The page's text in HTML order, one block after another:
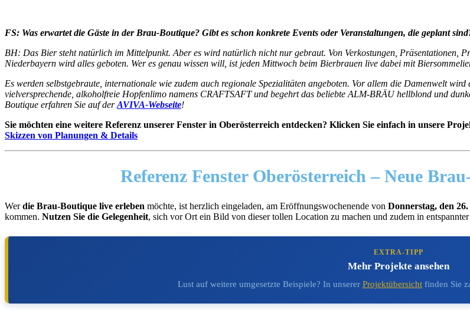
FS: Was erwartet die Gäste in der Brau-Boutique? Gibt es schon konkrete Events oder Veranstaltungen, die geplant
BH: Das Bier steht natürlich im Mittelpunkt. Aber es wird natürlich nicht nur gebraut. Von Verkostungen, Präsentationen,
Niederbayern wird alles geboten. Wer es genau wissen will, ist jeden Mittwoch beim Bierbrauen live dabei mit
Es werden selbstgebraute, internationale wie zudem auch regionale Spezialitäten angeboten. Vor allem die Damenwelt
vielversprechende, alkoholfreie Hopfenlimo namens CRAFTSAFT und begehrt das beliebte ALM-BRÄU hellblond und
Boutique erfahren Sie auf derAVIVA-Webseite!
Sie möchten eine weitere Referenz unserer Fenster in Oberösterreich entdecken? Klicken Sie einfach in unsere
Skizzen von Planungen & Details
Referenz Fenster Oberösterreich – Neue
Werdie Brau-Boutique live erleben möchte, ist herzlich eingeladen, am Eröffnungswochenende von Donnerstag, den
kommen. Nutzen Sie die Gelegenheit, sich vor Ort ein Bild von dieser tollen Location zu machen und zudem in
EXTRA-TIPP
Mehr Projekte ansehen
Lust auf weitere umgesetzte Beispiele? In unserer Projektübersichtfinden Sie